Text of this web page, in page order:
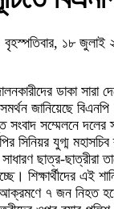
১৮ জুলাই
ডাকা সারা
সমর্থন জানিয়েছে
সংবাদ সম্মেলনে দলের
সিনিয়র যুগ্ম
ছাত্র-ছাত্রীরা
শিক্ষার্থীদের এই
আক্রমণে ৭ জন নিহত